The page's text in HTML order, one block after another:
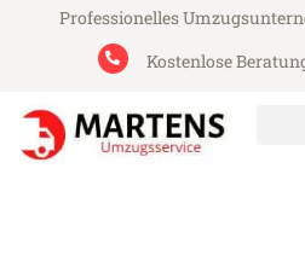
Professionelles
Kostenlose